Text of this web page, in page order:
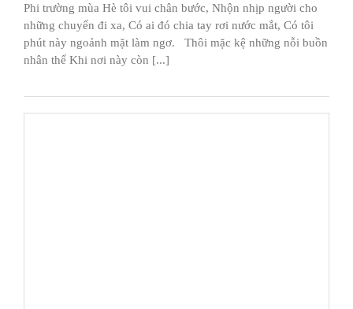
Phi trường mùa Hè tôi vui chân bước, Nhộn nhịp người cho
những chuyến đi xa, Có ai đó chia tay rơi nước mắt, Có tôi
phút này ngoảnh mặt làm ngơ. Thôi mặc kệ những nỗi buồn
nhân thế Khi nơi này còn [...]